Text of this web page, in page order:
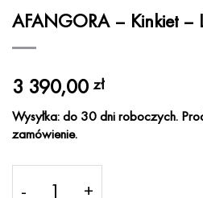
AFANGORA – Kinkiet –
3 390,00zł
Wysyłka: do 30 dni roboczych.
zamówienie.